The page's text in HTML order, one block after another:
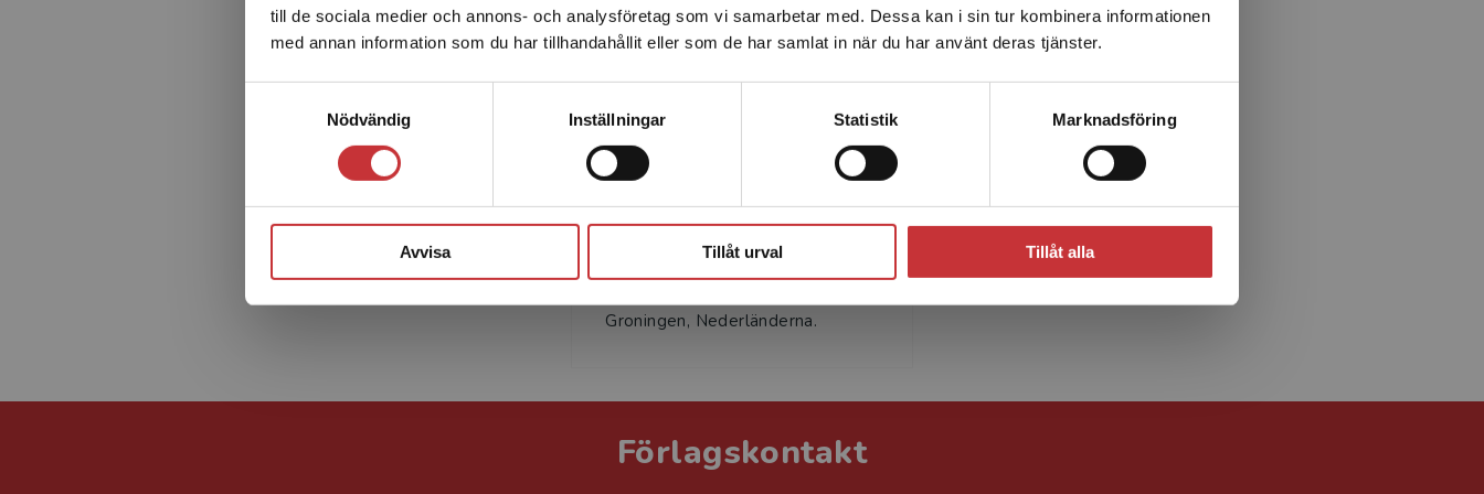
till de sociala medier och annons- och analysföretag som vi samarbetar med. Dessa kan i sin tur kombinera informationen
med annan information som du har tillhandahållit eller som de har samlat in när du har använt deras tjänster.
Nödvändig
Inställningar Statistik Marknadsföring
Avvisa Tillåt urval Tillåt alla
Sverige. För att kunna slutföra ett köp måste
leveransadressen vara i Sverige.Läs mer
Författare
Pauline Westerman
Pauline Westerman är professor i
Groningen, Nederländerna.
Förlagskontakt